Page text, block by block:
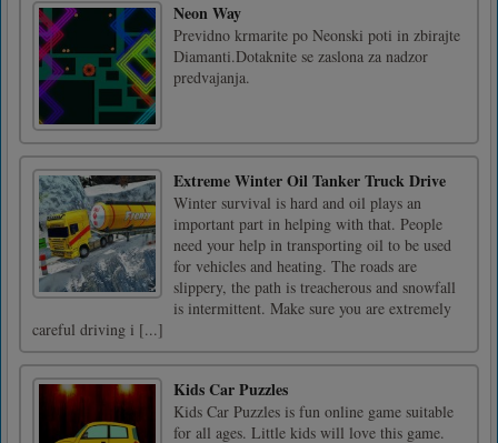
Neon Way
Previdno krmarite po Neonski poti in zbirajte
Diamanti.Dotaknite se zaslona za nadzor
predvajanja.
Extreme Winter Oil Tanker Truck Drive
Winter survival is hard and oil plays an
important part in helping with that. People
need your help in transporting oil to be used
for vehicles and heating. The roads are
slippery, the path is treacherous and snowfall
is intermittent. Make sure you are extremely
careful driving i [...]
Kids Car Puzzles
Kids Car Puzzles is fun online game suitable
for all ages. Little kids will love this game.